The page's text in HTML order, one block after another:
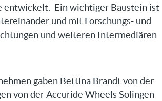
entwickelt. Ein wichtiger Baustein ist
und mit Forschungs- und
und weiteren Intermediären
gaben Bettina Brandt von der
von derAccuride Wheels Solingen